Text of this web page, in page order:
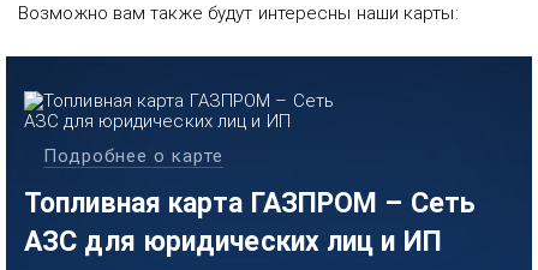
Возможно вам также будут интересны наши карты:
Топливная карта ГАЗПРОМ – Сеть
АЗС для юридических лиц и ИП
Подробнее о карте